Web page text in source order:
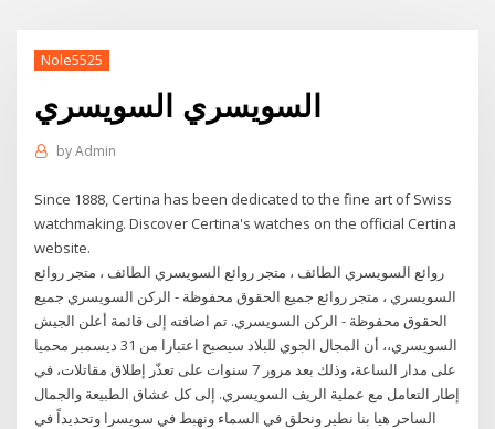
Nole5525
السويسري السويسري
byAdmin
Since 1888, Certina has been dedicated to the fine art of Swiss
watchmaking. Discover Certina's watches on the official Certina
website.
روائع السويسري الطائف ، متجر روائع السويسري الطائف ، متجر روائع
السويسري ، متجر روائع جميع الحقوق محفوظة - الركن السويسري جميع
الحقوق محفوظة - الركن السويسري. تم اضافته إلى قائمة أعلن الجيش
السويسري،، أن المجال الجوي للبلاد سيصبح اعتبارا من 31 ديسمبر محميا
على مدار الساعة، وذلك بعد مرور 7 سنوات على تعذّر إطلاق مقاتلات، في
إطار التعامل مع عملية الريف السويسري. إلى كل عشاق الطبيعة والجمال
الساحر هيا بنا نطير ونحلق في السماء ونهبط في سويسرا وتحديداً في